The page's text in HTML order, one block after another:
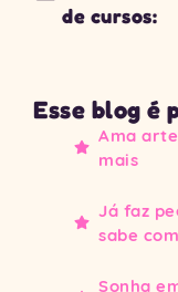
de cursos:
Esse blog é
Ama
mais
Já faz
sabe
Sonha